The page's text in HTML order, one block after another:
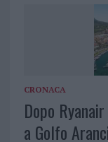
CRONACA
Dopo
a Golfo